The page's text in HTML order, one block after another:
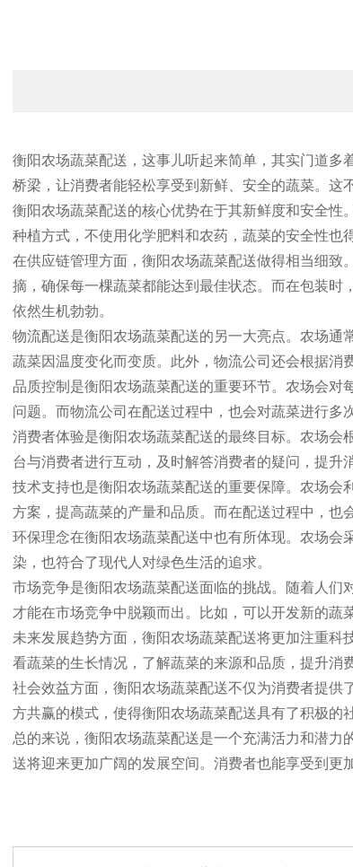
衡阳农场蔬菜配送，这事儿听起来简单，其实门道
桥梁，让消费者能轻松享受到新鲜、安全的蔬菜。这
衡阳农场蔬菜配送的核心优势在于其新鲜度和安全
种植方式，不使用化学肥料和农药，蔬菜的安全性也
在供应链管理方面，衡阳农场蔬菜配送做得相当细
摘，确保每一棵蔬菜都能达到最佳状态。而在包装
依然生机勃勃。
物流配送是衡阳农场蔬菜配送的另一大亮点。农场
蔬菜因温度变化而变质。此外，物流公司还会根据消
品质控制是衡阳农场蔬菜配送的重要环节。农场会
问题。而物流公司在配送过程中，也会对蔬菜进行多
消费者体验是衡阳农场蔬菜配送的最终目标。农场
台与消费者进行互动，及时解答消费者的疑问，提升
技术支持也是衡阳农场蔬菜配送的重要保障。农场
方案，提高蔬菜的产量和品质。而在配送过程中，也
环保理念在衡阳农场蔬菜配送中也有所体现。农场
染，也符合了现代人对绿色生活的追求。
市场竞争是衡阳农场蔬菜配送面临的挑战。随着人
才能在市场竞争中脱颖而出。比如，可以开发新的蔬
未来发展趋势方面，衡阳农场蔬菜配送将更加注重
看蔬菜的生长情况，了解蔬菜的来源和品质，提升消
社会效益方面，衡阳农场蔬菜配送不仅为消费者提
方共赢的模式，使得衡阳农场蔬菜配送具有了积极的
总的来说，衡阳农场蔬菜配送是一个充满活力和潜
送将迎来更加广阔的发展空间。消费者也能享受到更